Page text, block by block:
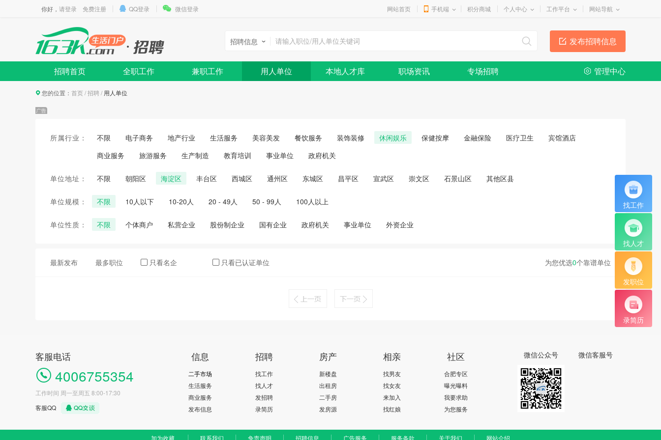
你好， 请登录 免费注册 QQ登录 微信登录 网站首页 手机端 积分商城 个人中心 工作平台 网站导航
发布招聘信息
招聘信息
招聘首页 全职工作 兼职工作 用人单位 本地人才库 职场资讯 专场招聘 管理中心
找工作
找人才
发职位
录简历
您的位置： 首页/招聘/ 用人单位
所属行业： 不限 电子商务 地产行业 生活服务 美容美发 餐饮服务 装饰装修 休闲娱乐 保健按摩 金融保险 医疗卫生
宾馆酒店
商业服务
旅游服务 生产制造 教育培训 事业单位 政府机关
单位地址： 不限 朝阳区 海淀区 丰台区 西城区 通州区 东城区 昌平区 宣武区 崇文区 石景山区 其他区县
单位规模： 不限 10人以下 10-20人 20 - 49人 50 - 99人 100人以上
单位性质： 不限 个体商户 私营企业 股份制企业 国有企业 政府机关 事业单位 外资企业
为您优选0个靠谱单位
最新发布 最多职位 只看名企 只看已认证单位
客服电话
4006755354
工作时间 周一至周五 8:00-17:30
客服QQ
信息
二手市场
生活服务
商业服务
发布信息
招聘
找工作
找人才
发招聘
录简历
房产
新楼盘
出租房
二手房
发房源
相亲
找男友
找女友
来加入
找红娘
社区
合肥专区
曝光曝料
我要求助
为您服务
微信公众号 微信客服号
加为收藏 联系我们 免责声明 招聘信息 广告服务 服务条款 关于我们 网站介绍